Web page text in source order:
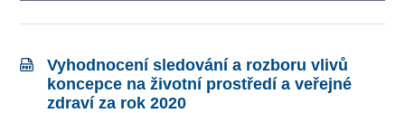
Vyhodnocení sledování a rozboru vlivů
koncepce na životní prostředí a veřejné
zdraví za rok 2020